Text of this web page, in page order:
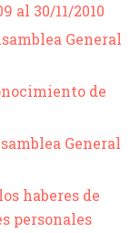
al 30/11/2010
General
de
General
haberes de
personales